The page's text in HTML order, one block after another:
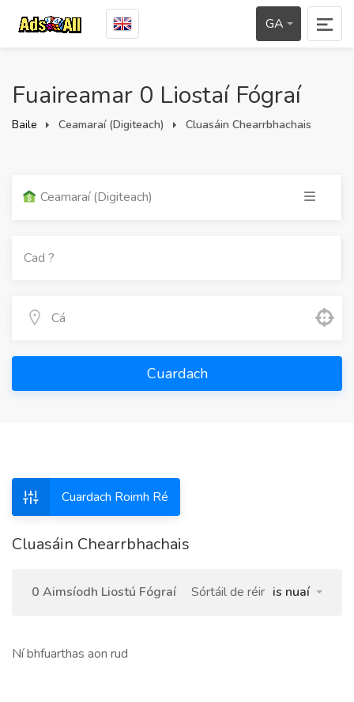
GA
Fuaireamar 0 Liostaí Fógraí
Baile Ceamaraí (Digiteach) Cluasáin Chearrbhachais
Ceamaraí (Digiteach)
Cuardach
Cuardach Roimh Ré
Cluasáin Chearrbhachais
0 Aimsíodh Liostú Fógraí Sórtáil de réir is nuaí
Ní bhfuarthas aon rud